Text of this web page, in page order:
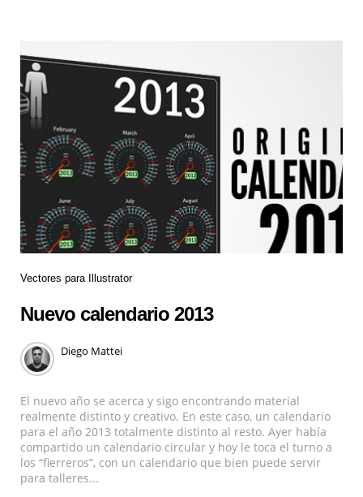
Vectores para Illustrator
Nuevo calendario 2013
Diego Mattei
El nuevo año se acerca y sigo encontrando material
realmente distinto y creativo. En este caso, un calendario
para el año 2013 totalmente distinto al resto. Ayer había
compartido un calendario circular y hoy le toca el turno a
los “fierreros”, con un calendario que bien puede servir
para talleres...